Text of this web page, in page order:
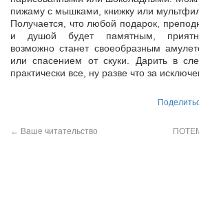
пижаму с мышками, книжку или
Получается, что любой подарок,
и душой будет памятным,
возможно станет своеобразным
или спасением от скуки. Дарить в
практически все, ну разве что за
← Ваше читательство